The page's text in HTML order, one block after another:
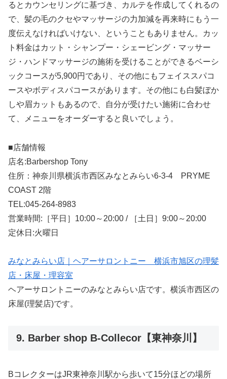
るとカウンセリングに基づき、カルテを作成してくれるの
で、髪の毛のクセやマッサージの力加減を再来時にもう一
度伝えなければいけない、ということもありません。カッ
ト料金はカット・シャンプー・シェービング・マッサー
ジ・ハンドマッサージの施術を受けることができるベーシ
ックコースが5,900円であり、その他にもフェイススパコ
ースやボディスパコースがあります。その他にも白髪ぼか
しや眉カットもあるので、自分が受けたい施術に合わせ
て、メニューをオーダーすると良いでしょう。
■店舗情報
店名:Barbershop Tony
住所：神奈川県横浜市西区みなとみらい6-3-4 PRYME
COAST 2階
TEL:045-264-8983
営業時間:［平日］10:00～20:00 / ［土日］9:00～20:00
定休日:火曜日
みなとみらい店｜ヘアーサロントニー 横浜市旭区の理髪
店・床屋・理容室
ヘアーサロントニーのみなとみらい店です。横浜市西区の
床屋(理髪店)です。
9. Barber shop B-Collecor【東神奈川】
BコレクターはJR東神奈川駅から歩いて15分ほどの場所